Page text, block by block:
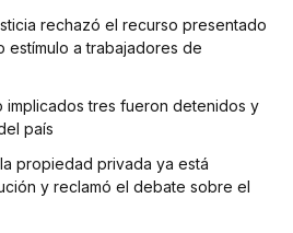
rechazó el recurso presentado
a trabajadores de
implicados tres fueron detenidos y
país
propiedad privada ya está
y reclamó el debate sobre el